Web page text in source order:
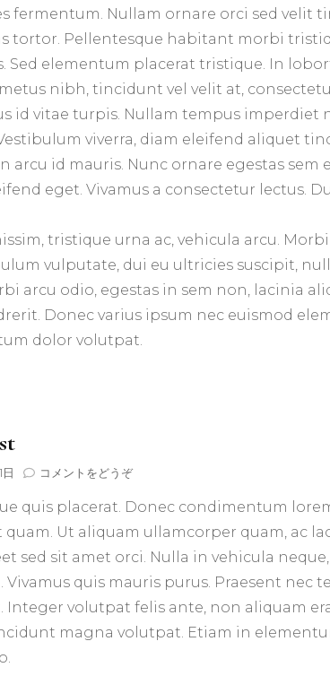
fermentum. Nullam ornare orci sed velit
tortor. Pellentesque habitant morbi
Sed elementum placerat tristique. In
nibh, tincidunt vel velit at,
id vitae turpis. Nullam tempus imperdiet
viverra, diam eleifend aliquet
arcu id mauris. Nunc ornare egestas sem
eget. Vivamus a consectetur lectus.
tristique urna ac, vehicula arcu.
vulputate, dui eu ultricies suscipit,
arcu odio, egestas in sem non, lacinia
Donec varius ipsum nec euismod
dolor volutpat.
コメントをどうぞ(Another
Post)
quis placerat. Donec condimentum
quam. Ut aliquam ullamcorper quam, ac
sed sit amet orci. Nulla in vehicula
Vivamus quis mauris purus. Praesent nec
Integer volutpat felis ante, non aliquam
magna volutpat. Etiam in